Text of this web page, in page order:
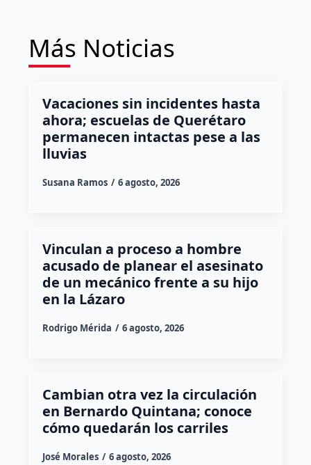
Más Noticias
Vacaciones sin incidentes hasta
ahora; escuelas de Querétaro
permanecen intactas pese a las
lluvias
Susana Ramos 6 agosto, 2026
Vinculan a proceso a hombre
acusado de planear el asesinato
de un mecánico frente a su hijo
en la Lázaro
Rodrigo Mérida 6 agosto, 2026
Cambian otra vez la circulación
en Bernardo Quintana; conoce
cómo quedarán los carriles
José Morales 6 agosto, 2026